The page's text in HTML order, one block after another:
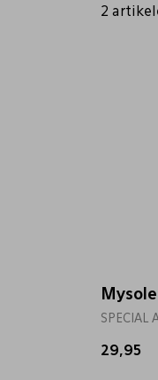
2
Mysole
29,95